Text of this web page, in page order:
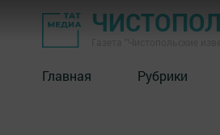
Главная Рубрики